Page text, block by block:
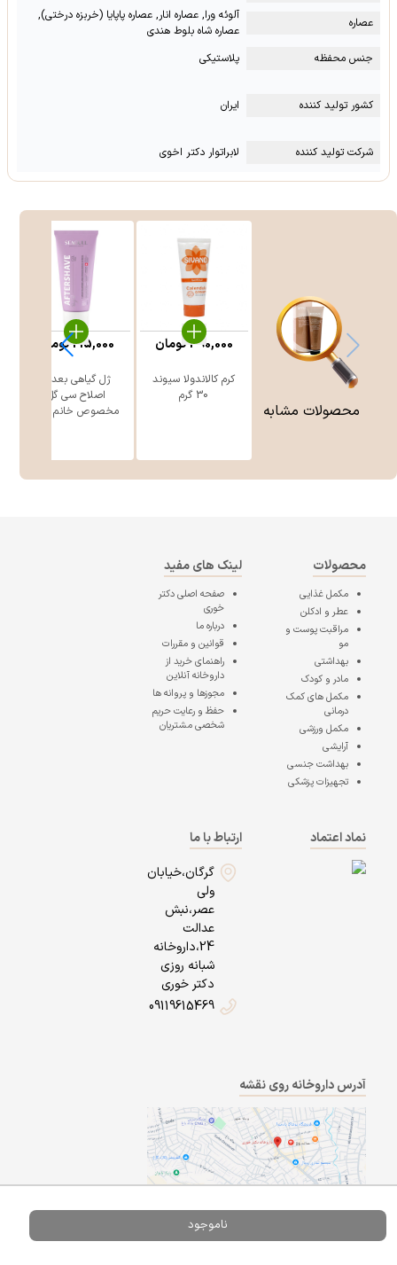
عصاره
آلوئه ورا, عصاره انار, عصاره پاپایا (خربزه درختی),
عصاره شاه بلوط هندی
جنس محفظه
پلاستیکی
کشور تولید کننده ایران
شرکت تولید کننده لابراتوار دکتر اخوی
محصولات مشابه
کرم کالاندولا سیوند
30 گرم
390,000تومان
ژل گیاهی بعد از
اصلاح سی گل
مخصوص خانم ه ...
215,000تومان
ناموجود
محصولات
مکمل غذایی
عطر و ادکلن
مراقبت پوست و
مو
بهداشتی
مادر و کودک
مکمل های کمک
درمانی
مکمل ورزشی
آرایشی
بهداشت جنسی
تجهیزات پزشکی
لینک های مفید
صفحه اصلیدکتر
خوری
درباره ما
قوانین و مقررات
راهنمای خرید از
داروخانه آنلاین
مجوزها و پروانه ها
حفظ و رعایت حریم
شخصی مشتریان
نماد اعتماد
ارتباط با ما
گرگان،خیابان
ولی
عصر،نبش
عدالت
24،داروخانه
شبانه روزی
دکتر خوری
09119615469
آدرس داروخانه روی نقشه
A Pluss
Powered By